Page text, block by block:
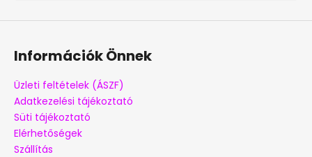
Információk Önnek
Üzleti feltételek (ÁSZF)
Adatkezelési tájékoztató
Süti tájékoztató
Elérhetőségek
Szállítás